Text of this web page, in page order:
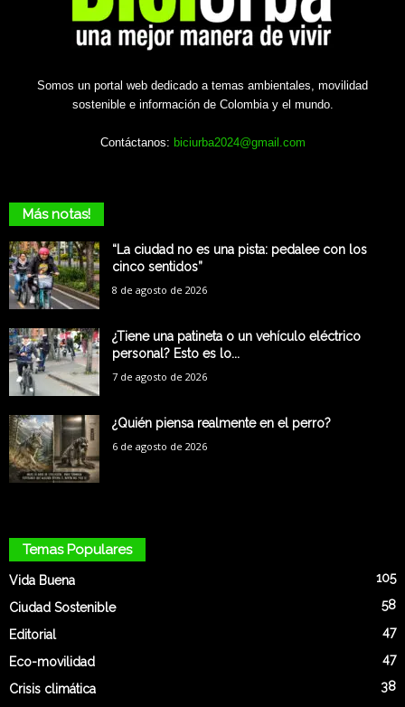
Somos un portal web dedicado a temas ambientales, movilidad
sostenible e información de Colombia y el mundo.
Contáctanos: biciurba2024@gmail.com
Más notas!
“La ciudad no es una pista: pedalee con los
cinco sentidos”
8 de agosto de 2026
¿Tiene una patineta o un vehículo eléctrico
personal? Esto es lo...
7 de agosto de 2026
¿Quién piensa realmente en el perro?
6 de agosto de 2026
Temas Populares
Vida Buena 105
Ciudad Sostenible 58
Editorial 47
Eco-movilidad 47
Crisis climática
38